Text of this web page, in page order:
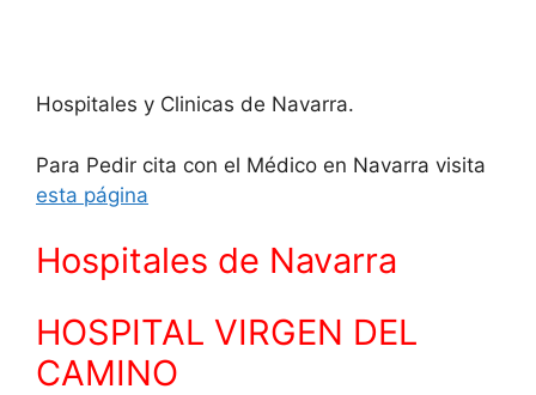
Hospitales y Clinicas de Navarra.
Para Pedir cita con el Médico en Navarra visita
esta página
Hospitales de Navarra
HOSPITAL VIRGEN DEL
CAMINO